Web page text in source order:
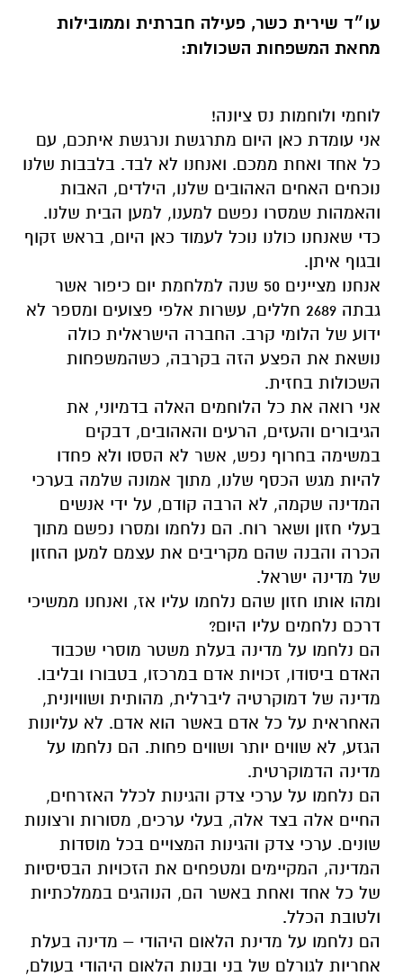
עו״ד שירית כשר, פעילה חברתית וממובילות
מחאת המשפחות השכולות:
לוחמי ולוחמות נס ציונה!
אני עומדת כאן היום מתרגשת ונרגשת איתכם, עם
כל אחד ואחת ממכם. ואנחנו לא לבד. בלבבות שלנו
נוכחים האחים האהובים שלנו, הילדים, האבות
והאמהות שמסרו נפשם למענו, למען הבית שלנו.
כדי שאנחנו כולנו נוכל לעמוד כאן היום, בראש זקוף
ובגוף איתן.
אנחנו מציינים 50 שנה למלחמת יום כיפור אשר
גבתה 2689 חללים, עשרות אלפי פצועים ומספר לא
ידוע של הלומי קרב. החברה הישראלית כולה
נושאת את הפצע הזה בקרבה, כשהמשפחות
השכולות בחזית.
אני רואה את כל הלוחמים האלה בדמיוני, את
הגיבורים והעזים, הרעים והאהובים, דבקים
במשימה בחרוף נפש, אשר לא הססו ולא פחדו
להיות מגש הכסף שלנו, מתוך אמונה שלמה בערכי
המדינה שקמה, לא הרבה קודם, על ידי אנשים
בעלי חזון ושאר רוח. הם נלחמו ומסרו נפשם מתוך
הכרה והבנה שהם מקריבים את עצמם למען החזון
של מדינה ישראל.
ומהו אותו חזון שהם נלחמו עליו אז, ואנחנו ממשיכי
דרכם נלחמים עליו היום?
הם נלחמו על מדינה בעלת משטר מוסרי שכבוד
האדם ביסודו, זכויות אדם במרכזו, בטבורו ובליבו.
מדינה של דמוקרטיה ליברלית, מהותית ושוויונית,
האחראית על כל אדם באשר הוא אדם. לא עליונות
הגזע, לא שווים יותר ושווים פחות. הם נלחמו על
מדינה הדמוקרטית.
הם נלחמו על ערכי צדק והגינות לכלל האזרחים,
החיים אלה בצד אלה, בעלי ערכים, מסורות ורצונות
שונים. ערכי צדק והגינות המצויים בכל מוסדות
המדינה, המקיימים ומטפחים את הזכויות הבסיסיות
של כל אחד ואחת באשר הם, הנוהגים בממלכתיות
ולטובת הכלל.
הם נלחמו על מדינת הלאום היהודי – מדינה בעלת
אחריות לגורלם של בני ובנות הלאום היהודי בעולם,